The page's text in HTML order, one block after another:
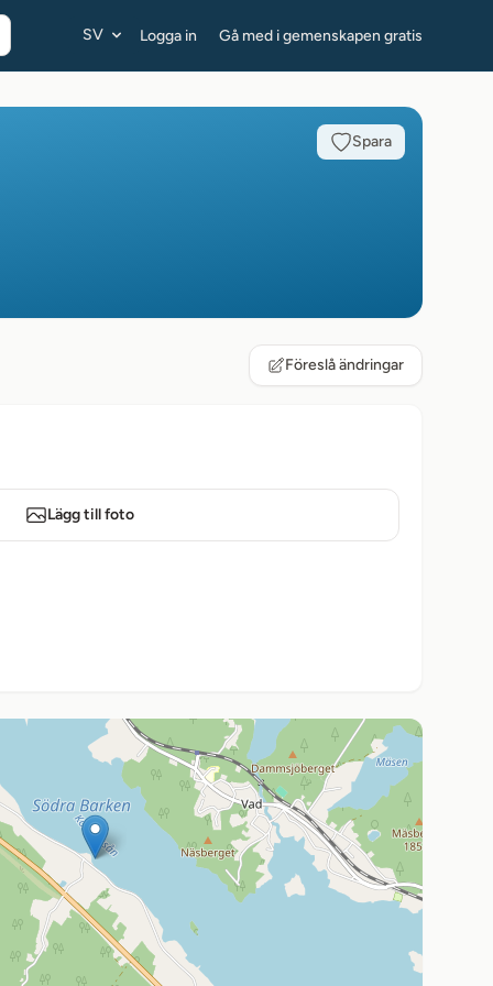
SV Logga in Gå med i gemenskapen gratis
Spara
Föreslå ändringar
Lägg till foto